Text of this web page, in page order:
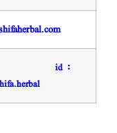
id :